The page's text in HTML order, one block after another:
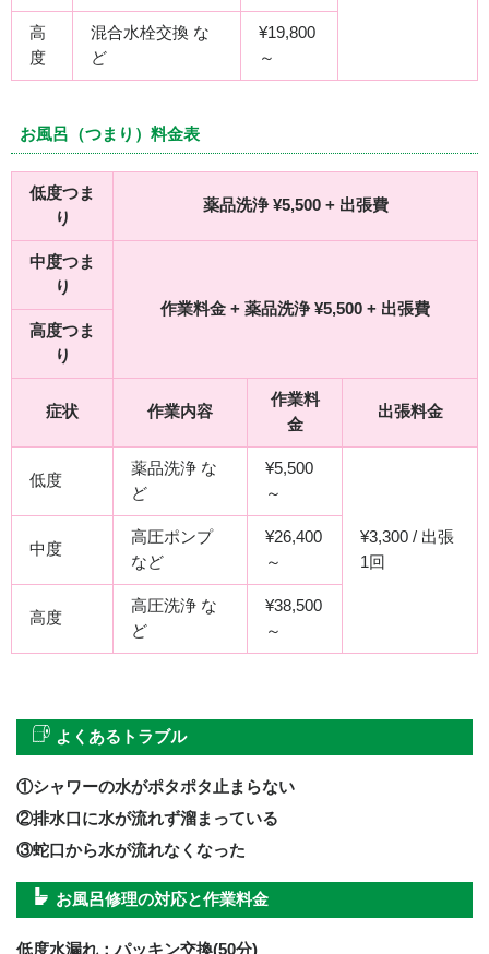
高
度
混合水栓交換 な
ど
¥19,800
～
お風呂（つまり）料金表
低度つま
り
薬品洗浄 ¥5,500 + 出張費
中度つま
り
作業料金 + 薬品洗浄 ¥5,500 + 出張費
高度つま
り
症状 作業内容
作業料
金
出張料金
低度
薬品洗浄 な
ど
¥5,500
～
¥3,300 / 出張
1回
中度
高圧ポンプ
など
¥26,400
～
高度
高圧洗浄 な
ど
¥38,500
～
よくあるトラブル
①シャワーの水がポタポタ止まらない
②排水口に水が流れず溜まっている
③蛇口から水が流れなくなった
お風呂修理の対応と作業料金
低度水漏れ：パッキン交換(50分)